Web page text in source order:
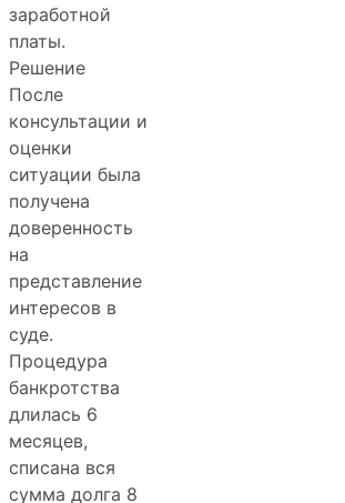
заработной
платы.
Решение
После
консультации и
оценки
ситуации была
получена
доверенность
на
представление
интересов в
суде.
Процедура
банкротства
длилась 6
месяцев,
списана вся
сумма долга 8